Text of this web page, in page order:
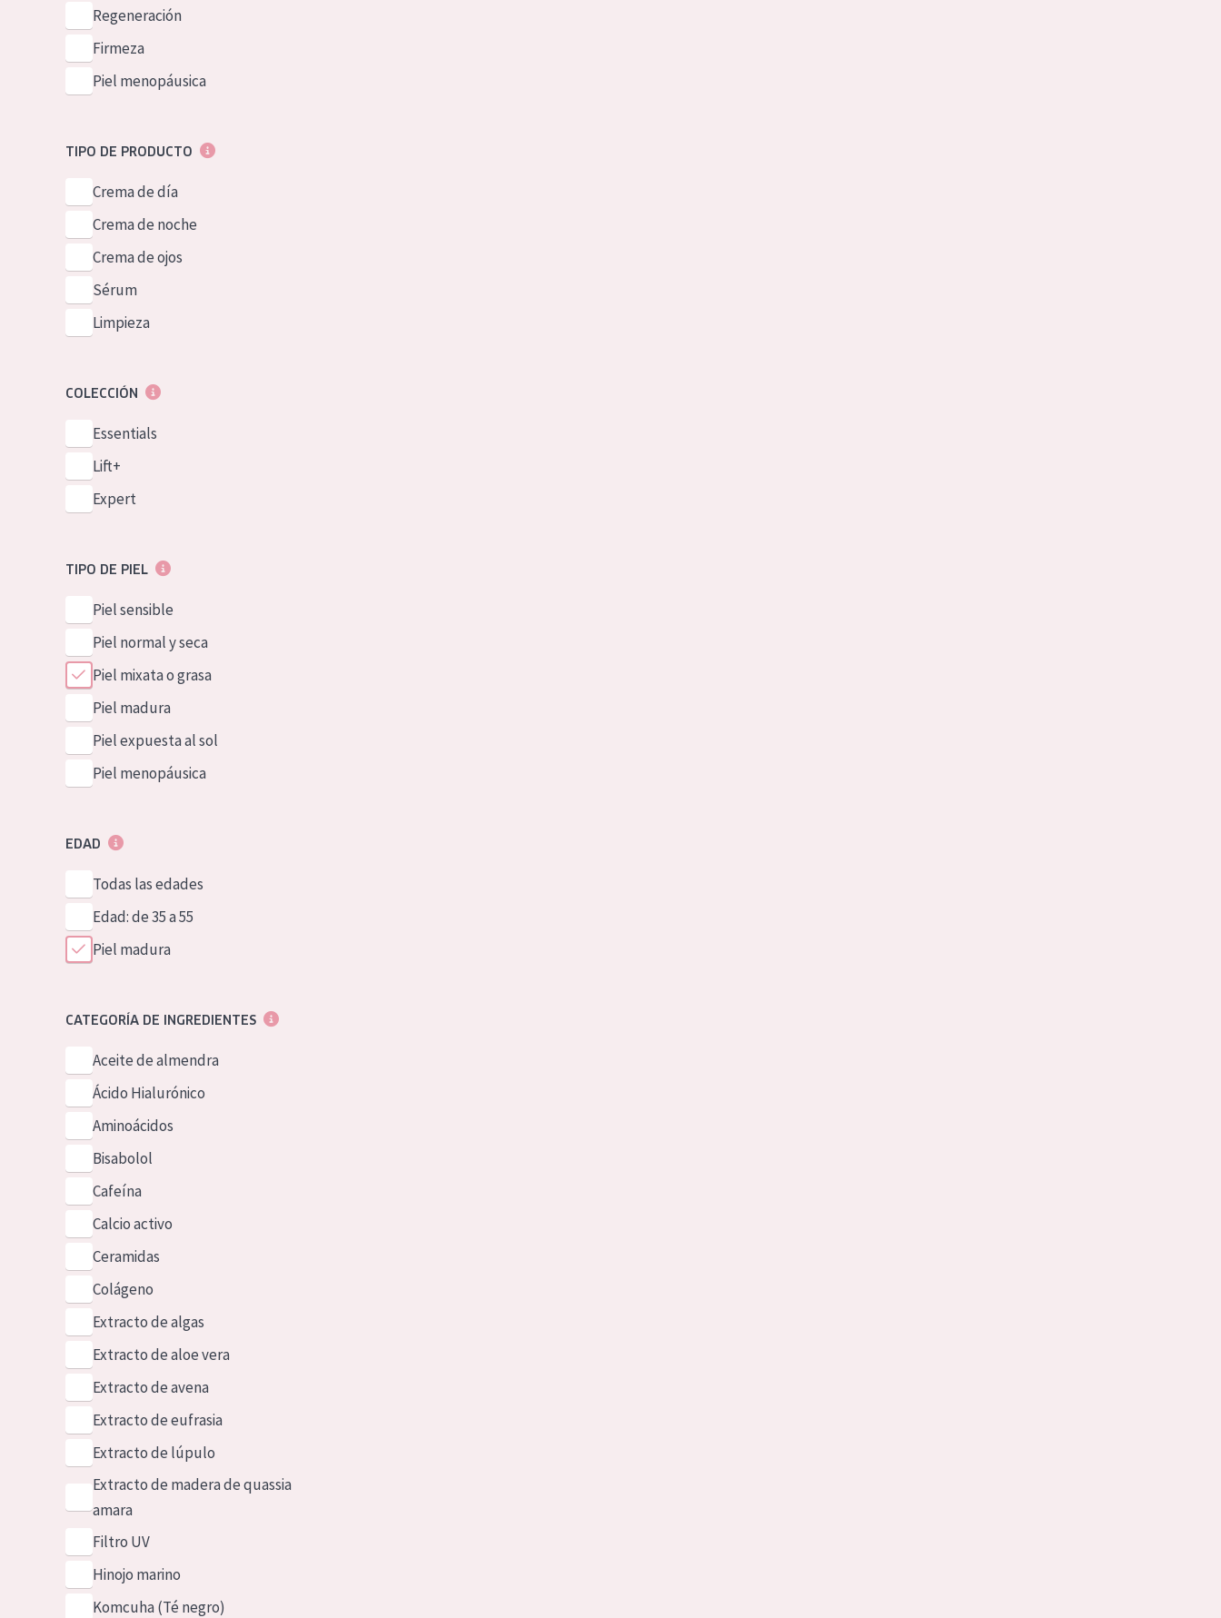
German
Spanish
Greek
Regeneración
Firmeza
Piel menopáusica
TIPO DE PRODUCTO
Crema de día
Crema de noche
Crema de ojos
Sérum
Limpieza
COLECCIÓN
Essentials
Lift+
Expert
TIPO DE PIEL
Piel sensible
Piel normal y seca
Piel mixata o grasa
Piel madura
Piel expuesta al sol
Piel menopáusica
EDAD
Todas las edades
Edad: de 35 a 55
Piel madura
CATEGORÍA DE INGREDIENTES
Aceite de almendra
Ácido Hialurónico
Aminoácidos
Bisabolol
Cafeína
Calcio activo
Ceramidas
Colágeno
Extracto de algas
Extracto de aloe vera
Extracto de avena
Extracto de eufrasia
Extracto de lúpulo
Extracto de madera de quassia
amara
Filtro UV
Hinojo marino
Komcuha (Té negro)